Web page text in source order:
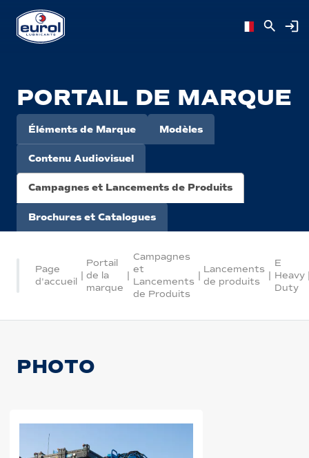
PORTAIL DE MARQUE
Éléments de Marque Modèles
Contenu Audiovisuel
Campagnes et Lancements de Produits
Brochures et Catalogues
Page
d'accueil
|
Portail
de la
marque
|
Campagnes
et
Lancements
de Produits
|
Lancements
de produits
|
E
Heavy
Duty
PHOTO